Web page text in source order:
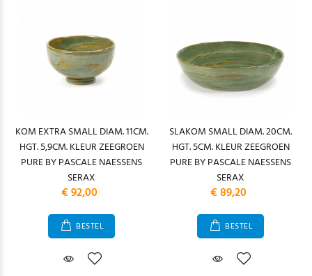
KOM EXTRA SMALL DIAM. 11CM.
HGT. 5,9CM. KLEUR ZEEGROEN
PURE BY PASCALE NAESSENS
SERAX
€ 92,00
BESTEL
SLAKOM SMALL DIAM. 20CM.
HGT. 5CM. KLEUR ZEEGROEN
PURE BY PASCALE NAESSENS
SERAX
€ 89,20
BESTEL